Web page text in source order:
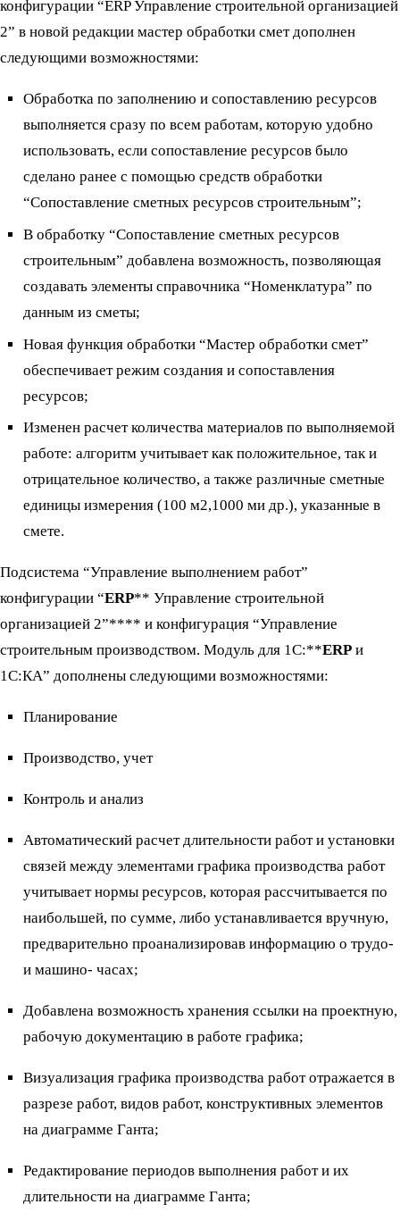
конфигурации “ERP Управление строительной организацией
2” в новой редакции мастер обработки смет дополнен
следующими возможностями:
Обработка по заполнению и сопоставлению ресурсов
выполняется сразу по всем работам, которую удобно
использовать, если сопоставление ресурсов было
сделано ранее с помощью средств обработки
“Сопоставление сметных ресурсов строительным”;
В обработку “Сопоставление сметных ресурсов
строительным” добавлена возможность, позволяющая
создавать элементы справочника “Номенклатура” по
данным из сметы;
Новая функция обработки “Мастер обработки смет”
обеспечивает режим создания и сопоставления
ресурсов;
Изменен расчет количества материалов по выполняемой
работе: алгоритм учитывает как положительное, так и
отрицательное количество, а также различные сметные
единицы измерения (100 м2,1000 ми др.), указанные в
смете.
Подсистема “Управление выполнением работ”
конфигурации “ERP** Управление строительной
организацией 2”**** и конфигурация “Управление
строительным производством. Модуль для 1С:**ERP и
1С:КА” дополнены следующими возможностями:
Планирование
Производство, учет
Контроль и анализ
Автоматический расчет длительности работ и установки
связей между элементами графика производства работ
учитывает нормы ресурсов, которая рассчитывается по
наибольшей, по сумме, либо устанавливается вручную,
предварительно проанализировав информацию о трудо-
и машино- часах;
Добавлена возможность хранения ссылки на проектную,
рабочую документацию в работе графика;
Визуализация графика производства работ отражается в
разрезе работ, видов работ, конструктивных элементов
на диаграмме Ганта;
Редактирование периодов выполнения работ и их
длительности на диаграмме Ганта;